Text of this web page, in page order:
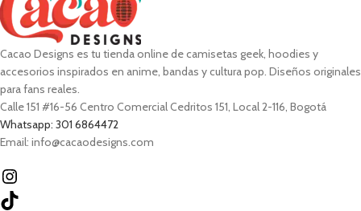
Cacao Designs es tu tienda online de camisetas geek, hoodies y
accesorios inspirados en anime, bandas y cultura pop. Diseños originales
para fans reales.
Calle 151 #16-56 Centro Comercial Cedritos 151, Local 2-116, Bogotá
Whatsapp: 301 6864472
Email: info@cacaodesigns.com